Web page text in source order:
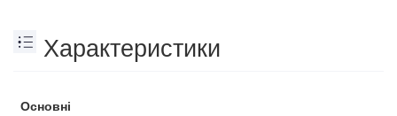
Характеристики
Основні